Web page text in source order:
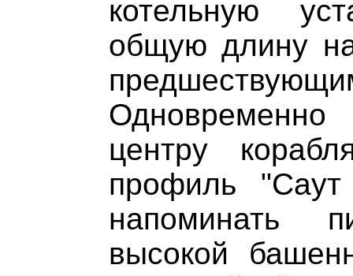
котельную
общую длину
Одновременно
центру
профиль
напоминать
высокой